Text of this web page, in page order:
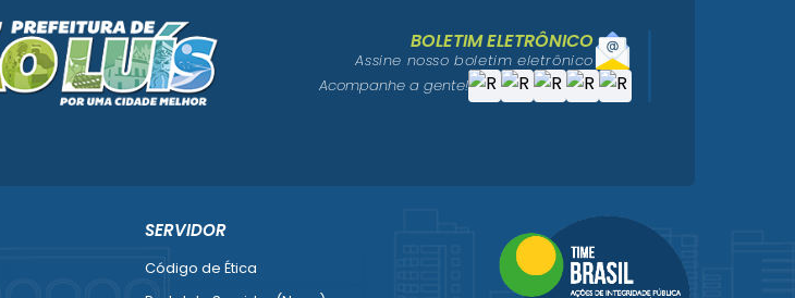
SERVIDOR
Código de Ética
BOLETIM ELETRÔNICO
Assine nosso boletim eletrônico
Acompanhe a gente!